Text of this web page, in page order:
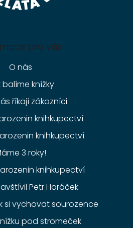
pro vás
O nás
balíme knížky
říkají zákazníci
knihkupectví
knihkupectví
3 roky!
knihkupectví
Petr Horáček
si vychovat sourozence
pod stromeček